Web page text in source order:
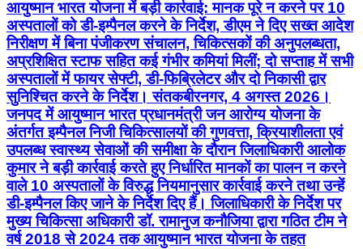
आयुष्मान भारत योजना में बड़ी कार्रवाई: मानक पूरे न करने पर 10
अस्पतालों को डी-इम्पैनल करने के निर्देश, डीएम ने दिए सख्त आदेश
निरीक्षण में बिना पंजीकरण संचालन, चिकित्सकों की अनुपलब्धता,
अप्रशिक्षित स्टाफ सहित कई गंभीर कमियां मिलीं; दो सप्ताह में सभी
अस्पतालों में फायर सेफ्टी, डी-फिब्रिलेटर और दो निकासी द्वार
सुनिश्चित करने के निर्देश। संतकबीरनगर, 4 अगस्त 2026।
जनपद में आयुष्मान भारत प्रधानमंत्री जन आरोग्य योजना के
अंतर्गत इम्पैनल निजी चिकित्सालयों की गुणवत्ता, क्रियाशीलता एवं
उपलब्ध स्वास्थ्य सेवाओं की समीक्षा के दौरान जिलाधिकारी आलोक
कुमार ने बड़ी कार्रवाई करते हुए निर्धारित मानकों का पालन न करने
वाले 10 अस्पतालों के विरुद्ध नियमानुसार कार्रवाई करने तथा उन्हें
डी-इम्पैनल किए जाने के निर्देश दिए हैं। जिलाधिकारी के निर्देश पर
मुख्य चिकित्सा अधिकारी डॉ. रामानुज कनौजिया द्वारा गठित टीम ने
वर्ष 2018 से 2024 तक आयुष्मान भारत योजना के तहत